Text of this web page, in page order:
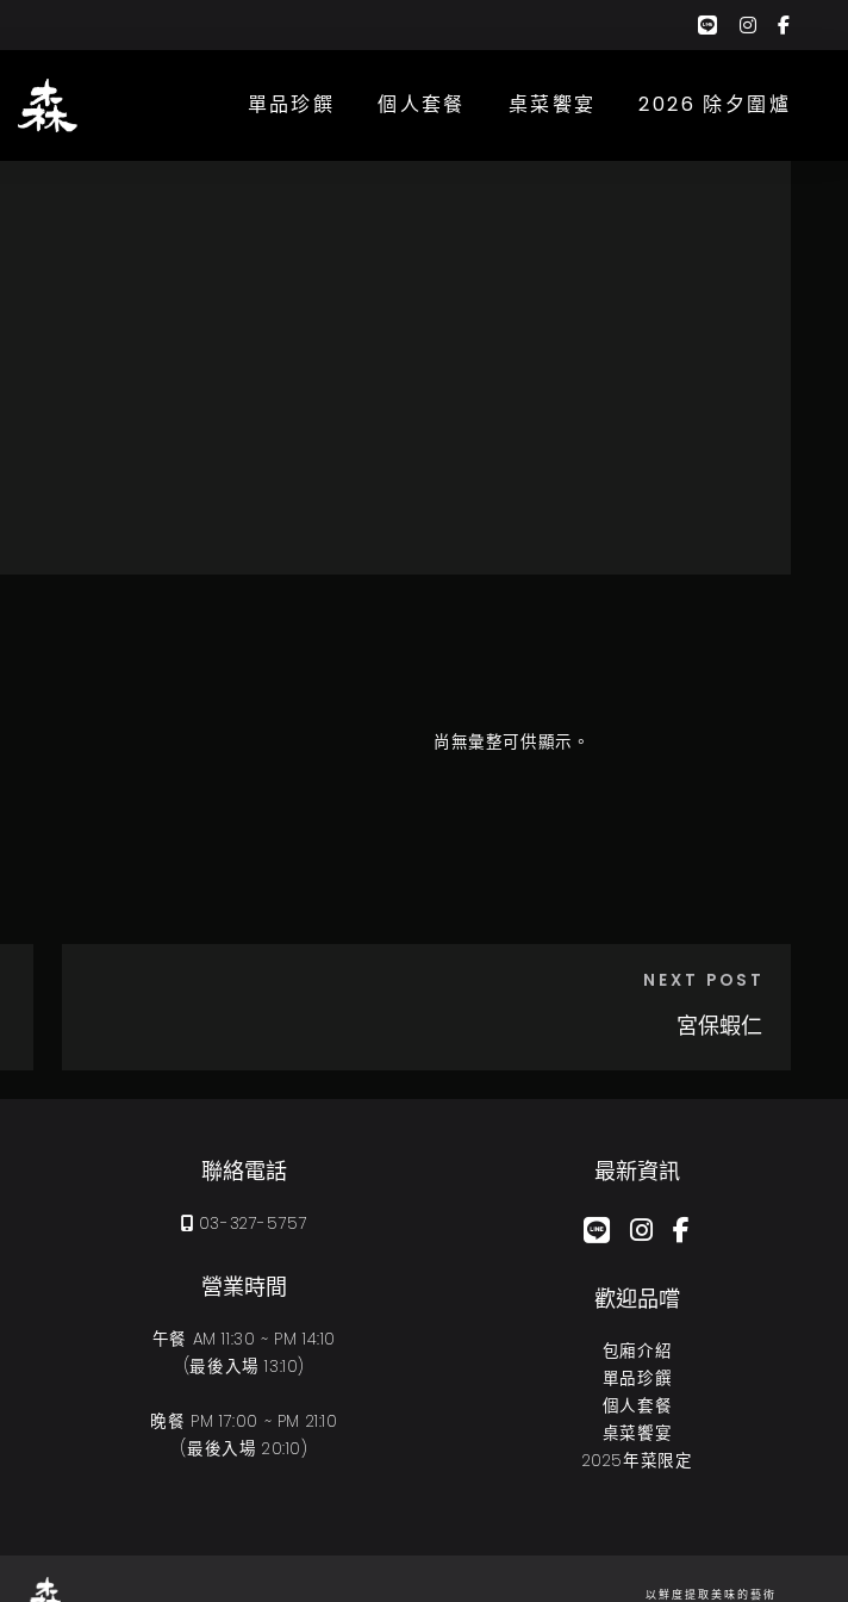
google-
plus-
單品珍饌 個人套餐 桌菜饗宴 2026 除夕圍爐
尚無彙整可供顯示。
NEXT POST
宮保蝦仁
聯絡電話
03-327-5757
營業時間
午餐 AM 11:30 ~ PM 14:10
(最後入場 13:10)
晚餐 PM 17:00 ~ PM 21:10
(最後入場 20:10)
最新資訊
google-plus-g
instagram
歡迎品嚐
包廂介紹
單品珍饌
個人套餐
桌菜饗宴
2025年菜限定
以鮮度提取美味的藝術